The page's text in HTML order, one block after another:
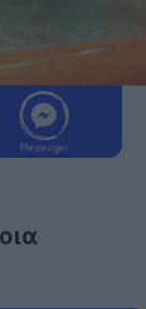
Messenger